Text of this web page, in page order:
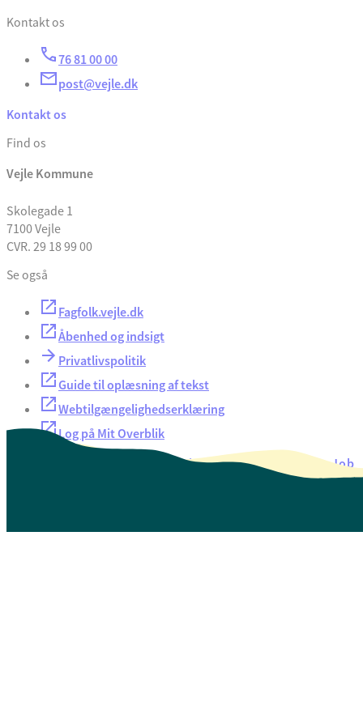
Kontakt os
76 81 00 00
post@vejle.dk
Kontakt os
Find os
Vejle Kommune
Skolegade 1
7100 Vejle
CVR. 29 18 99 00
Se også
Fagfolk.vejle.dk
Åbenhed og indsigt
Privatlivspolitik
Guide til oplæsning af tekst
Webtilgængelighedserklæring
Log på Mit Overblik
Oversigt over selvbetjeningJob